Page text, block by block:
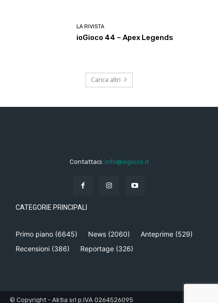
LA RIVISTA
ioGioco 44 – Apex Legends
Carica altri
Contattaci: info@iogioco.it
CATEGORIE PRINCIPALI
Primo piano (6645) News (2060) Anteprime (529)
Recensioni (386) Reportage (326)
© Copyright - Aktia srl p.IVA 0264526095